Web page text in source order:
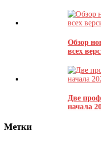
как обрабатываются ваши
Обзор
всех
Две
начала
Метки